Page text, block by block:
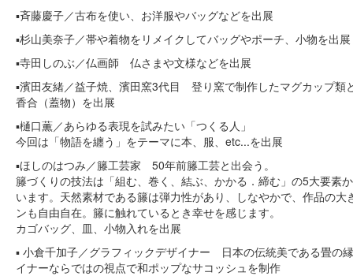
▪️斉藤慶子／古布を使い、お洋服やバッグなどを出展
▪️杉山美奈子／帯や着物をリメイクしてバッグやポーチ、小物を出展
▪️寺田しのぶ／仏画師 仏さまや文様などを出展
▪️濱田友緒／益子焼、濱田窯3代目 登り窯で制作したマグカップ類
香合（蓋物）を出展
▪️樋口薫／あらゆる表現を試みたい「つくる人」
今回は「物語を纏う」をテーマに本、服、etc...を出展
▪️ほしのはつみ／籐工芸家 50年前籐工芸と出会う。
籐づくりの技法は「組む、巻く、結ぶ、かかる．締む」の5大要素
います。天然素材である籐は弾力性があり、しなやかで、作品の大
ンも自由自在。籐に触れているとき幸せを感じます。
カゴバッグ、皿、小物入れを出展
▪️ 小倉千加子／グラフィックデザイナー 日本の伝統美である畳の
イナーならではの視点で和ポップなサコッシュを制作